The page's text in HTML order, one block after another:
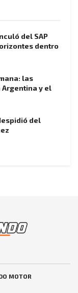
del SAP
dentro
las
y el
del
MOTOR